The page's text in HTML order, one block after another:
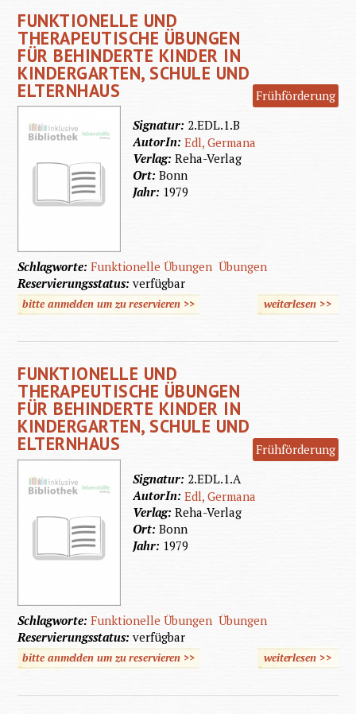
FUNKTIONELLE UND
THERAPEUTISCHE ÜBUNGEN
FÜR BEHINDERTE KINDER IN
KINDERGARTEN, SCHULE UND
ELTERNHAUS
Frühförderung
Signatur: 2.EDL.1.B
AutorIn:Edl, Germana
Verlag:Reha-Verlag
Ort:Bonn
Jahr: 1979
Schlagworte:Funktionelle Übungen Übungen
Reservierungsstatus:verfügbar
bitte anmelden um zu reservieren >> weiterlesen>>
FUNKTIONELLE UND
THERAPEUTISCHE ÜBUNGEN
FÜR BEHINDERTE KINDER IN
KINDERGARTEN, SCHULE UND
ELTERNHAUS
Frühförderung
Signatur: 2.EDL.1.A
AutorIn:Edl, Germana
Verlag:Reha-Verlag
Ort:Bonn
Jahr: 1979
Schlagworte:Funktionelle Übungen Übungen
Reservierungsstatus:verfügbar
bitte anmelden um zu reservieren >> weiterlesen>>